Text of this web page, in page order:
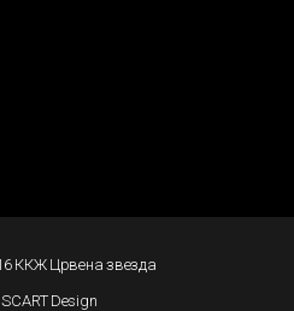
ККЖ Црвена звезда
Design